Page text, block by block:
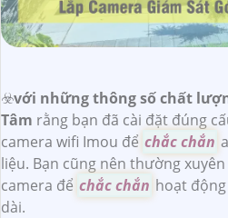
☣️với những thông số chất
Tâm rằng bạn đã cài đặt đúng
camera wifi Imou để chắc chắn
liệu. Bạn cũng nên thường
camera để chắc chắn hoạt
dài.